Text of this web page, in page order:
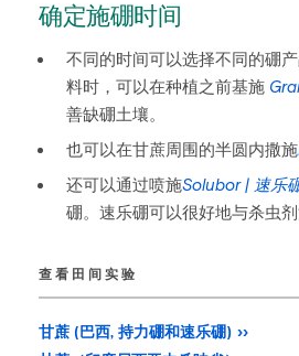
确定施硼时间
不同的时间可以选择不同的硼
料时，可以在种植之前基施
善缺硼土壤。
也可以在甘蔗周围的半圆内撒施
还可以通过喷施Solubor | 速乐
硼。速乐硼可以很好地与杀虫剂
查看田间实验
甘蔗 (巴西, 持力硼和速乐硼)